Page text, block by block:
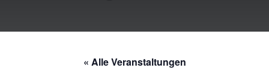
« Alle Veranstaltungen